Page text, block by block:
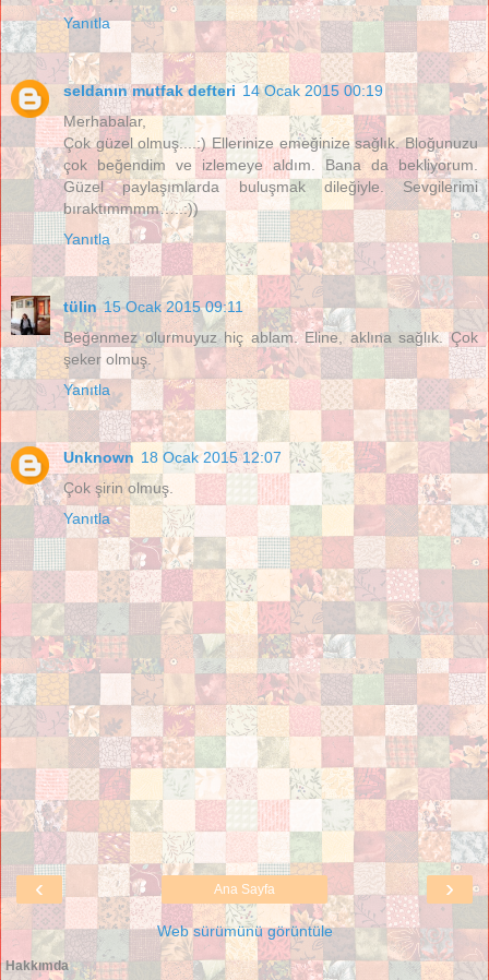
Yanıtla
seldanın mutfak defteri 14 Ocak 2015 00:19
Merhabalar,
Çok güzel olmuş....:) Ellerinize emeğinize sağlık. Bloğunuzu
çok beğendim ve izlemeye aldım. Bana da bekliyorum.
Güzel paylaşımlarda buluşmak dileğiyle. Sevgilerimi
bıraktımmmm…..:))
Yanıtla
tülin 15 Ocak 2015 09:11
Beğenmez olurmuyuz hiç ablam. Eline, aklına sağlık. Çok
şeker olmuş.
Yanıtla
Unknown 18 Ocak 2015 12:07
Çok şirin olmuş.
Yanıtla
‹ ›
Ana Sayfa
Web sürümünü görüntüle
Hakkımda